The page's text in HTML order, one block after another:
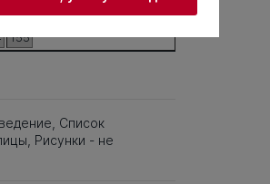
135 136 137 138 139 140
155
Список
Рисунки - не